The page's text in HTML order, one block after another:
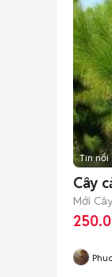
Tin nổi
Cây
Mới